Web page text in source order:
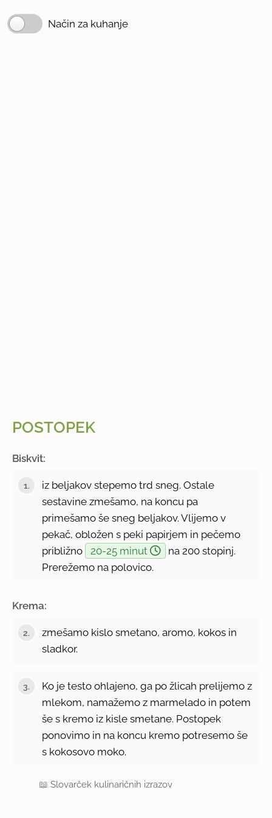
Način za kuhanje
POSTOPEK
Biskvit:
iz beljakov stepemo trd sneg. Ostale
sestavine zmešamo, na koncu pa
primešamo še sneg beljakov. Vlijemo v
pekač, obložen s peki papirjem in pečemo
približno
20-25 minut
na 200 stopinj.
Prerežemo na polovico.
Krema:
zmešamo kislo smetano, aromo, kokos in
sladkor.
Ko je testo ohlajeno, ga po žlicah prelijemo z
mlekom, namažemo z marmelado in potem
še s kremo iz kisle smetane. Postopek
ponovimo in na koncu kremo potresemo še
s kokosovo moko.
📖Slovarček kulinaričnih izrazov